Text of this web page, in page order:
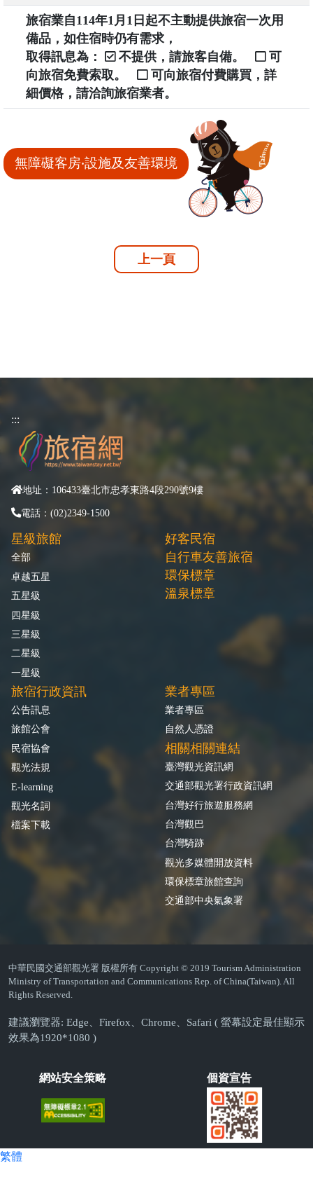
旅宿業自114年1月1日起不主動提供旅宿一次用
備品，如住宿時仍有需求，
取得訊息為：
不提供，請旅客自備。
可
向旅宿免費索取。
可向旅宿付費購買，詳
細價格，請洽詢旅宿業者。
無障礙客房‧設施及友善環境
上一頁
:::
地址：106433臺北市忠孝東路4段290號9樓
電話：(02)2349-1500
星級旅館
全部
卓越五星
五星級
四星級
三星級
二星級
一星級
好客民宿
自行車友善旅宿
環保標章
溫泉標章
旅宿行政資訊
公告訊息
旅館公會
民宿協會
觀光法規
E-learning
觀光名詞
檔案下載
業者專區
業者專區
自然人憑證
相關相關連結
臺灣觀光資訊網
交通部觀光署行政資訊網
台灣好行旅遊服務網
台灣觀巴
台灣騎跡
觀光多媒體開放資料
環保標章旅館查詢
交通部中央氣象署
中華民國交通部觀光署 版權所有 Copyright © 2019 Tourism Administration
Ministry of Transportation and Communications Rep. of China(Taiwan). All
Rights Reserved.
建議瀏覽器: Edge、Firefox、Chrome、Safari ( 螢幕設定最佳顯示
效果為1920*1080 )
網站安全策略 個資宣告
繁體